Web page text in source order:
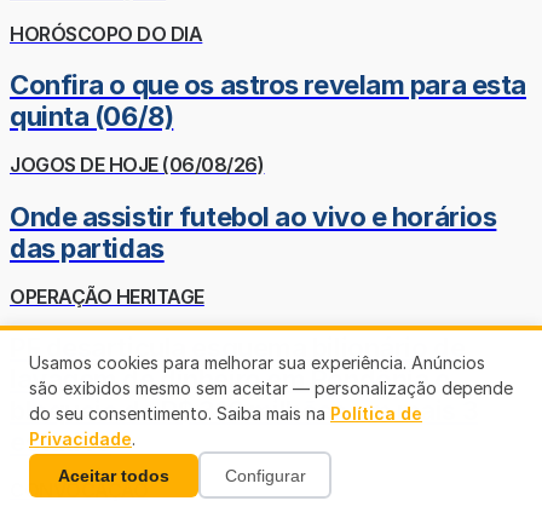
HORÓSCOPO DO DIA
Confira o que os astros revelam para esta
quinta (06/8)
JOGOS DE HOJE (06/08/26)
Onde assistir futebol ao vivo e horários
das partidas
OPERAÇÃO HERITAGE
lavagem de dinheiro em Rondônia e
bloqueio de R$ 316 milhões em mais 3
estados
CONVOCAÇÃO
Usamos cookies para melhorar sua experiência. Anúncios
são exibidos mesmo sem aceitar — personalização depende
do seu consentimento. Saiba mais na Política de
Privacidade.
Aceitar todos Configurar